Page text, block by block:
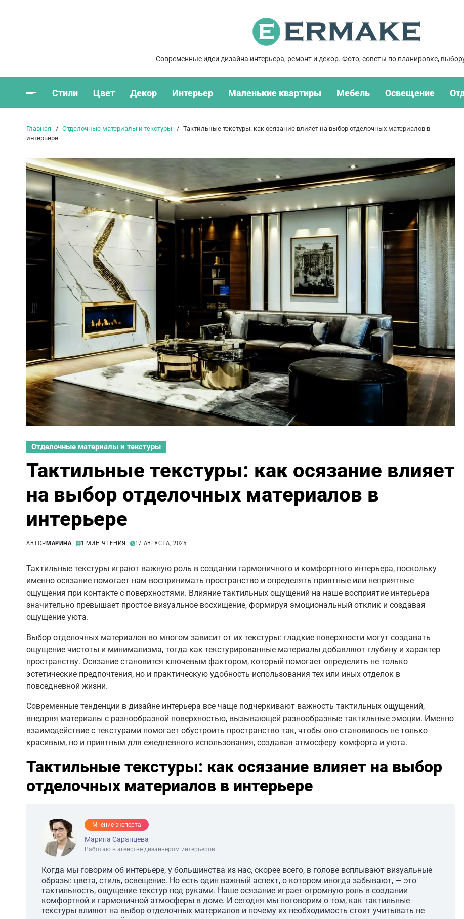
Современные идеи дизайна интерьера, ремонт и декор. Фото, советы по планировке,
Стили Цвет Декор Интерьер Маленькие квартиры Мебель Освещение
Главная Отделочные материалы и текстуры
Тактильные текстуры: как осязание влияет на выбор отделочных материалов в
интерьере
Отделочные материалы и текстуры
Тактильные текстуры: как осязание влияет
на выбор отделочных материалов в
интерьере
АВТОР МАРИНА 1 МИН ЧТЕНИЯ 17 АВГУСТА, 2025
Тактильные текстуры играют важную роль в создании гармоничного и комфортного интерьера, поскольку
именно осязание помогает нам воспринимать пространство и определять приятные или неприятные
ощущения при контакте с поверхностями. Влияние тактильных ощущений на наше восприятие интерьера
значительно превышает простое визуальное восхищение, формируя эмоциональный отклик и создавая
ощущение уюта.
Выбор отделочных материалов во многом зависит от их текстуры: гладкие поверхности могут создавать
ощущение чистоты и минимализма, тогда как текстурированные материалы добавляют глубину и характер
пространству. Осязание становится ключевым фактором, который помогает определить не только
эстетические предпочтения, но и практическую удобность использования тех или иных отделок в
повседневной жизни.
Современные тенденции в дизайне интерьера все чаще подчеркивают важность тактильных ощущений,
внедряя материалы с разнообразной поверхностью, вызывающей разнообразные тактильные эмоции. Именно
взаимодействие с текстурами помогает обустроить пространство так, чтобы оно становилось не только
красивым, но и приятным для ежедневного использования, создавая атмосферу комфорта и уюта.
Тактильные текстуры: как осязание влияет на выбор
отделочных материалов в интерьере
Мнение эксперта
Марина Саранцева
Работаю в агенстве дизайнером интерьеров
Когда мы говорим об интерьере, у большинства из нас, скорее всего, в голове всплывают визуальные
образы: цвета, стиль, освещение. Но есть один важный аспект, о котором иногда забывают, — это
тактильность, ощущение текстур под руками. Наше осязание играет огромную роль в создании
комфортной и гармоничной атмосферы в доме. И сегодня мы поговорим о том, как тактильные
текстуры влияют на выбор отделочных материалов и почему их необходимость стоит учитывать не